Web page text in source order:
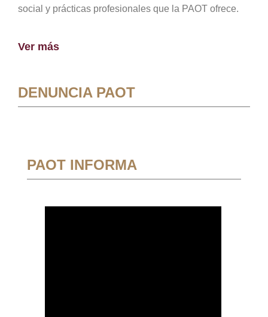
social y prácticas profesionales que la PAOT ofrece.
Ver más
DENUNCIA PAOT
PAOT INFORMA